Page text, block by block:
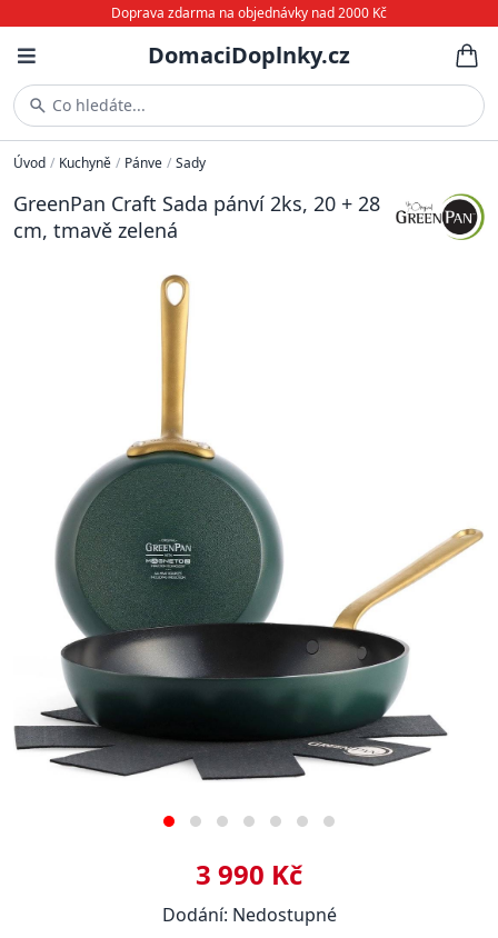
Doprava zdarma na objednávky nad 2000 Kč
DomaciDoplnky.cz
Co hledáte...
Úvod / Kuchyně / Pánve / Sady
GreenPan Craft Sada pánví 2ks, 20 + 28
cm, tmavě zelená
3 990 Kč
Dodání: Nedostupné